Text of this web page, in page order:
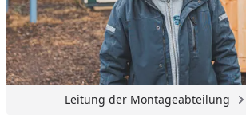
Leitung der Montageabteilung